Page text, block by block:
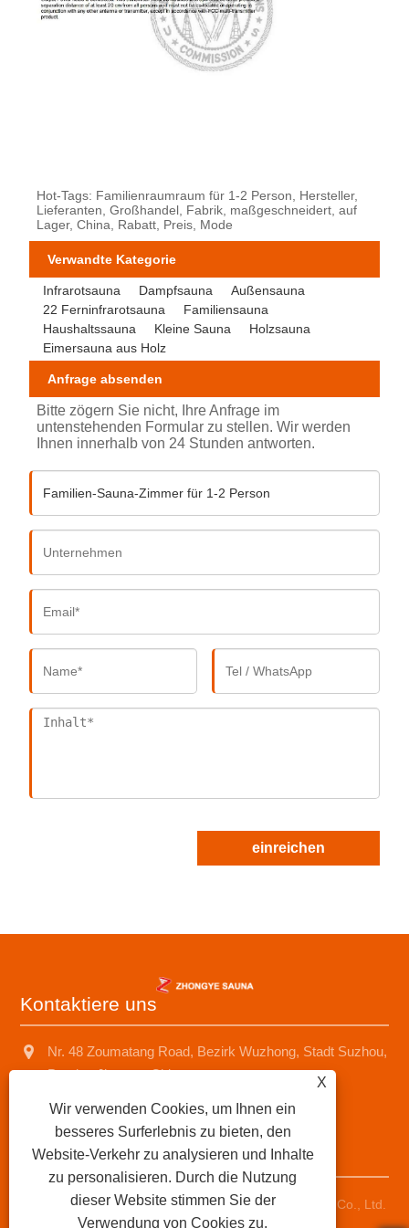
Hot-Tags: Familienraumraum für 1-2 Person, Hersteller,
Lieferanten, Großhandel, Fabrik, maßgeschneidert, auf
Lager, China, Rabatt, Preis, Mode
Verwandte Kategorie
Infrarotsauna Dampfsauna
Außensauna
22 Ferninfrarotsauna
Familiensauna
Haushaltssauna
Kleine Sauna
Holzsauna
Eimersauna aus Holz
Anfrage absenden
Bitte zögern Sie nicht, Ihre Anfrage im
untenstehenden Formular zu stellen. Wir werden
Ihnen innerhalb von 24 Stunden antworten.
einreichen
Kontaktiere uns
Nr. 48 Zoumatang Road, Bezirk Wuzhong, Stadt Suzhou,
Provinz Jiangsu, China
+8618001574499
saunad688@163.com
Copyright © 2025 Suzhou Zhongye Sauna Equipment Co., Ltd.
Alle Rechte vorbehalten.
X
Wir verwenden Cookies, um Ihnen ein
besseres Surferlebnis zu bieten, den
Website-Verkehr zu analysieren und Inhalte
zu personalisieren. Durch die Nutzung
dieser Website stimmen Sie der
Verwendung von Cookies zu.